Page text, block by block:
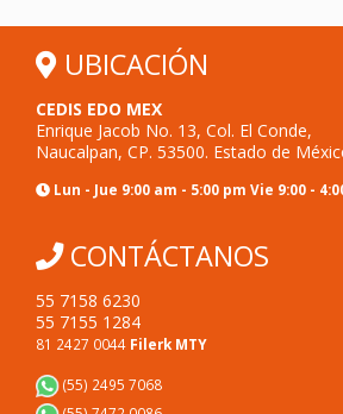
UBICACIÓN
CEDIS EDO MEX
Enrique Jacob No. 13, Col. El Conde,
Naucalpan, CP. 53500. Estado de
Lun - Jue 9:00 am - 5:00 pm Vie 9:00 -
CONTÁCTANOS
55 7158 6230
55 7155 1284
81 2427 0044 Filerk MTY
(55) 2495 7068